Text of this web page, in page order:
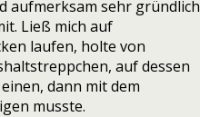
aufmerksam sehr gründlich
Ließ mich auf
laufen, holte von
auf dessen
dann mit dem
musste.